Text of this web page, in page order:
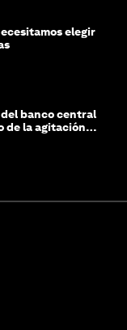
elegir
banco central
de la agitación